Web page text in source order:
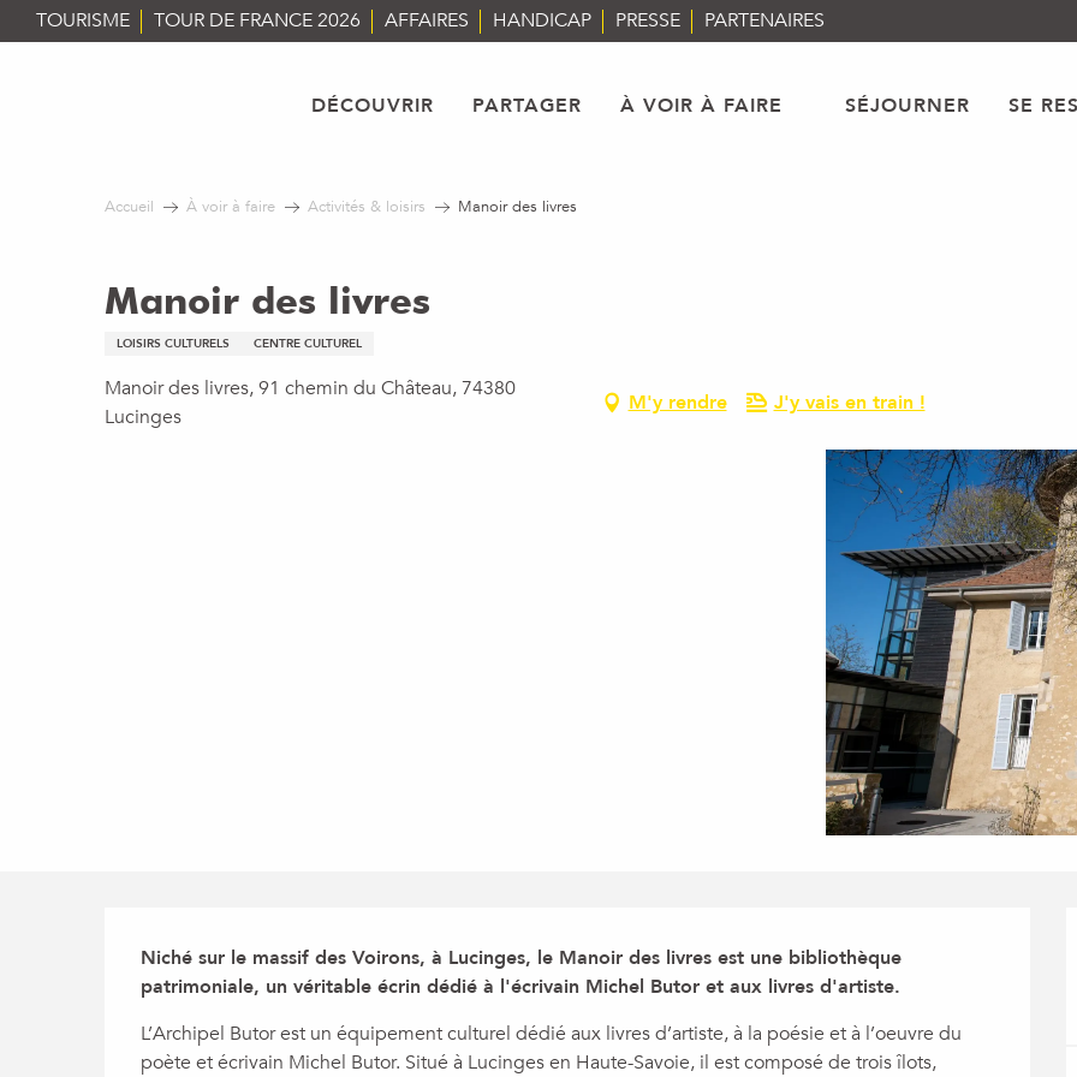
Aller
au
TOURISME TOUR DE FRANCE 2026 AFFAIRES HANDICAP PRESSE PARTENAIRES
DÉCOUVRIR PARTAGER À VOIR À FAIRE SÉJOURNER SE
Accueil À voir à faire Activités & loisirs Manoir des livres
Manoir des livres
LOISIRS CULTURELS CENTRE CULTUREL
Manoir des livres, 91 chemin du Château, 74380
Lucinges
M'y rendre J'y vais en train !
Description
Niché sur le massif des Voirons, à Lucinges, le Manoir des livres est une bibliothèque
patrimoniale, un véritable écrin dédié à l'écrivain Michel Butor et aux livres d'artiste.
L’Archipel Butor est un équipement culturel dédié aux livres d’artiste, à la poésie et à l’oeuvre du
poète et écrivain Michel Butor. Situé à Lucinges en Haute-Savoie, il est composé de trois îlots,